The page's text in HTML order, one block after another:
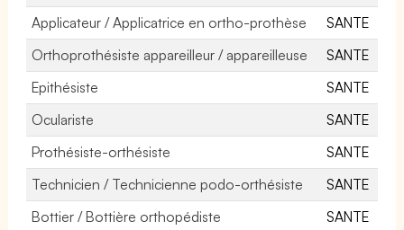
Applicateur / Applicatrice en ortho-prothèse
SANTE
Orthoprothésiste appareilleur / appareilleuse
SANTE
Epithésiste
SANTE
Oculariste
SANTE
Prothésiste-orthésiste
SANTE
Technicien / Technicienne podo-orthésiste
SANTE
Bottier / Bottière orthopédiste
SANTE